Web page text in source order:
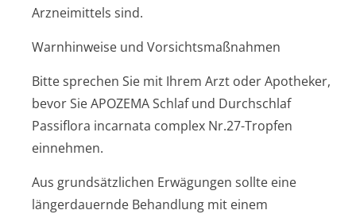
Arzneimittels sind.
Warnhinweise und Vorsichtsmaßnahmen
Bitte sprechen Sie mit Ihrem Arzt oder Apotheker,
bevor Sie APOZEMA Schlaf und Durchschlaf
Passiflora incarnata complex Nr.27-Tropfen
einnehmen.
Aus grundsätzlichen Erwägungen sollte eine
längerdauernde Behandlung mit einem